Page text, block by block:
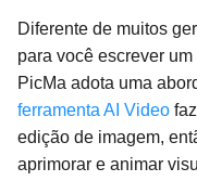
Diferente de muitos
para você escrever
PicMa adota uma
ferramenta AI Video
edição de imagem,
aprimorar e animar